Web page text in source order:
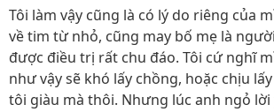
Tôi làm vậy cũng là có lý do riêng của
về tim từ nhỏ, cũng may bố mẹ là
được điều trị rất chu đáo. Tôi cứ nghĩ
như vậy sẽ khó lấy chồng, hoặc chịu
tôi giàu mà thôi. Nhưng lúc anh ngỏ lời